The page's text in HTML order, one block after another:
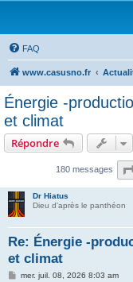
FAQ
www.casusno.fr
Énergie -
et climat
Répondre
180 messages
Dr Hiatus
Dieu d'après le panthéon
Re: Énergie -
et climat
Mmer. juil. 08, 2026 8:03 am